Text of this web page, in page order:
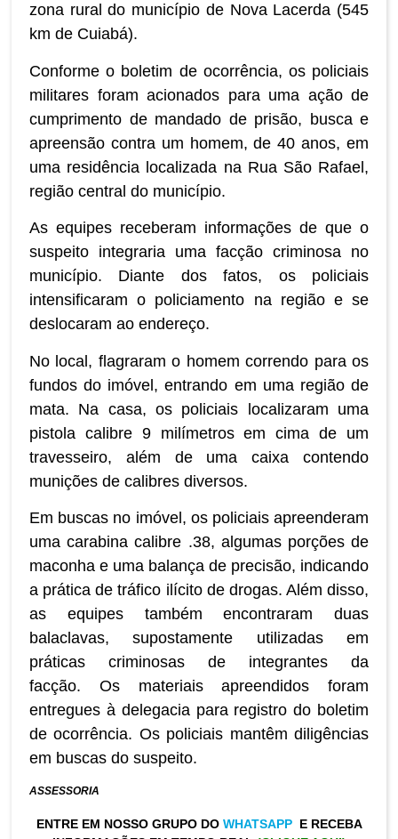
zona rural do município de Nova Lacerda (545
km de Cuiabá).
Conforme o boletim de ocorrência, os policiais
militares foram acionados para uma ação de
cumprimento de mandado de prisão, busca e
apreensão contra um homem, de 40 anos, em
uma residência localizada na Rua São Rafael,
região central do município.
As equipes receberam informações de que o
suspeito integraria uma facção criminosa no
município. Diante dos fatos, os policiais
intensificaram o policiamento na região e se
deslocaram ao endereço.
No local, flagraram o homem correndo para os
fundos do imóvel, entrando em uma região de
mata. Na casa, os policiais localizaram uma
pistola calibre 9 milímetros em cima de um
travesseiro, além de uma caixa contendo
munições de calibres diversos.
Em buscas no imóvel, os policiais apreenderam
uma carabina calibre .38, algumas porções de
maconha e uma balança de precisão, indicando
a prática de tráfico ilícito de drogas. Além disso,
as equipes também encontraram duas
balaclavas, supostamente utilizadas em
práticas criminosas de integrantes da
facção. Os materiais apreendidos foram
entregues à delegacia para registro do boletim
de ocorrência. Os policiais mantêm diligências
em buscas do suspeito.
ASSESSORIA
ENTRE EM NOSSO GRUPO DO WHATSAPP E RECEBA